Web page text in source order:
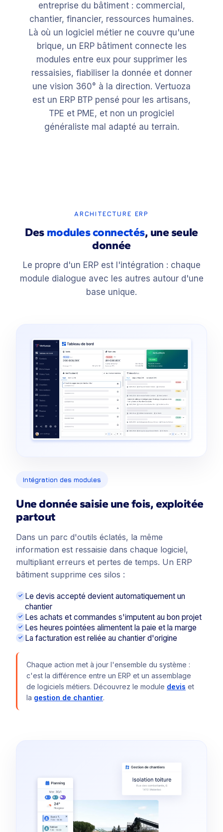
entreprise du bâtiment : commercial,
chantier, financier, ressources humaines.
Là où un logiciel métier ne couvre qu'une
brique, un ERP bâtiment connecte les
modules entre eux pour supprimer les
ressaisies, fiabiliser la donnée et donner
une vision 360° à la direction. Vertuoza
est un ERP BTP pensé pour les artisans,
TPE et PME, et non un progiciel
généraliste mal adapté au terrain.
ARCHITECTURE ERP
Des modules connectés, une seule
donnée
Le propre d'un ERP est l'intégration : chaque
module dialogue avec les autres autour d'une
base unique.
Intégration des modules
Une donnée saisie une fois, exploitée
partout
Dans un parc d'outils éclatés, la même
information est ressaisie dans chaque logiciel,
multipliant erreurs et pertes de temps. Un ERP
bâtiment supprime ces silos :
Le devis accepté devient automatiquement un
chantier
Les achats et commandes s'imputent au bon projet
Les heures pointées alimentent la paie et la marge
La facturation est reliée au chantier d'origine
Chaque action met à jour l'ensemble du système :
c'est la différence entre un ERP et un assemblage
de logiciels métiers. Découvrez le module devis et
la gestion de chantier.